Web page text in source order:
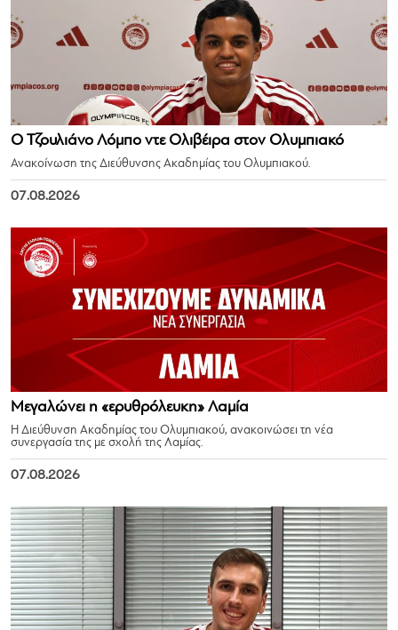
Ο Τζουλιάνο Λόμπο ντε Ολιβέιρα στον Ολυμπιακό
Ανακοίνωση της Διεύθυνσης Ακαδημίας του Ολυμπιακού.
07.08.2026
Μεγαλώνει η «ερυθρόλευκη» Λαμία
Η Διεύθυνση Ακαδημίας του Ολυμπιακού, ανακοινώσει τη νέα
συνεργασία της με σχολή της Λαμίας.
07.08.2026